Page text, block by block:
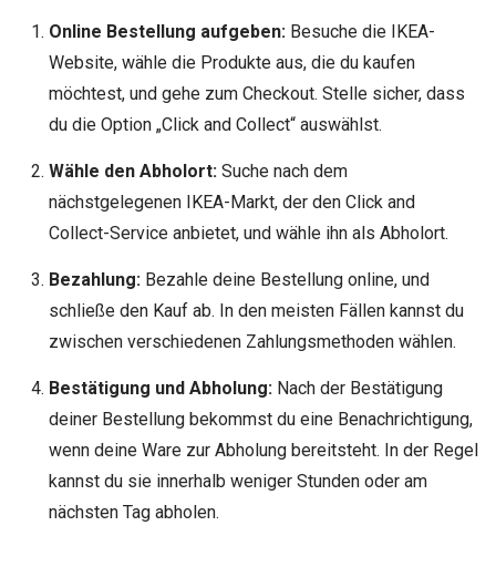
Online Bestellung aufgeben:Besuche die IKEA-
Website, wähle die Produkte aus, die du kaufen
möchtest, und gehe zum Checkout. Stelle sicher, dass
du die Option „Click and Collect“ auswählst.
Wähle den Abholort:Suche nach dem
nächstgelegenen IKEA-Markt, der den Click and
Collect-Service anbietet, und wähle ihn als Abholort.
Bezahlung:Bezahle deine Bestellung online, und
schließe den Kauf ab. In den meisten Fällen kannst du
zwischen verschiedenen Zahlungsmethoden wählen.
Bestätigung und Abholung:Nach der Bestätigung
deiner Bestellung bekommst du eine Benachrichtigung,
wenn deine Ware zur Abholung bereitsteht. In der Regel
kannst du sie innerhalb weniger Stunden oder am
nächsten Tag abholen.